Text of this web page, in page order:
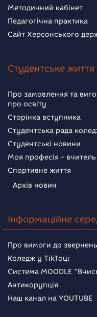
Методичний кабінет
Педагогічна практика
Сайт Херсонського
Студентське життя
Про замовлення та
про освіту
Сторінка вступника
Студентська рада
Студентські новини
Моя професія – вчитель
Спортивне життя
Архів новин
Інформаційне
Про вимоги до
Коледж у TikToці
Система MOODLE
Антикорупція
Наш канал на YOUTUBE